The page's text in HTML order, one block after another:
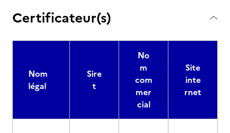
Certificateur(s)
Nom
légal
Sire
t
No
m
com
mer
cial
Site
inte
rnet